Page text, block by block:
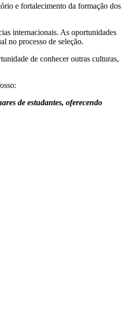
e fortalecimento da formação dos
internacionais. As oportunidades
no processo de seleção.
de conhecer outras culturas,
de estudantes, oferecendo